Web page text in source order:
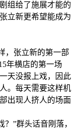
组给了施展才能的
立新更希望能成为
张立新的第一部
年横店的第一场
天没报上戏，因此
。每天需要这样机
出现人挤人的场面
”群头话音刚落，